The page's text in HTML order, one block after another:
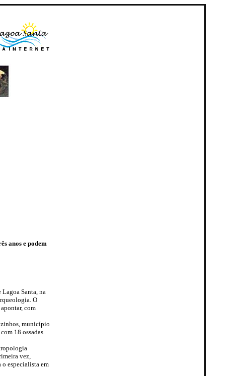
anos e podem
Lagoa Santa, na
O
com
município
18 ossadas
vez,
o especialista em